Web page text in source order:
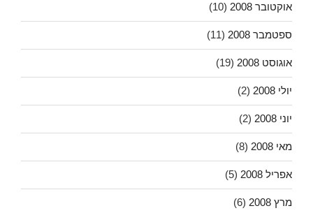
אוקטובר 2008 (10)
ספטמבר 2008 (11)
אוגוסט 2008 (19)
יולי 2008 (2)
יוני 2008 (2)
מאי 2008 (8)
אפריל 2008 (5)
מרץ 2008 (6)